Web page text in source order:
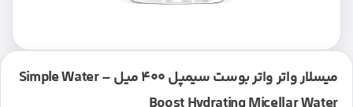
میسلار واتر واتر بوست سیمپل 400 میل – Simple Water